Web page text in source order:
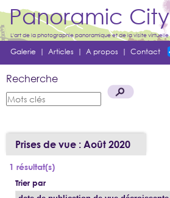
Panoramic City
L'art de la photographie panoramique et de la visite virtuelle
Galerie | Articles | A propos | Contact
Recherche
Prises de vue : Août 2020
1 résultat(s)
Trier par